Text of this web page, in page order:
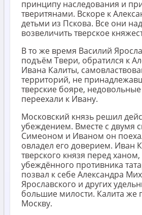
принципу наследования и
тверитянами. Вскоре к
детьми из Пскова. Все они
возвеличить тверское
В то же время Василий
подъём Твери, обратился к
Ивана Калиты,
территорий, не
тверские бояре,
переехали к Ивану.
Московский князь решил
убеждением. Вместе с двумя
Симеоном и Иваном он
овладел его доверием. Иван
тверского князя перед
убеждённого противника
позвал к себе Александра
Ярославского и других
большие милости. Калита же
Москву.